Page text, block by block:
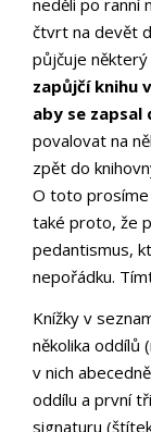
neděli po ranní
čtvrt na devět
půjčuje některý
zapůjčí knihu
aby se zapsal
povalovat na
zpět do
O toto prosíme
také proto, že
pedantismus,
nepořádku.
Knížky v
několika oddílů
v nich
oddílu a první
signaturu